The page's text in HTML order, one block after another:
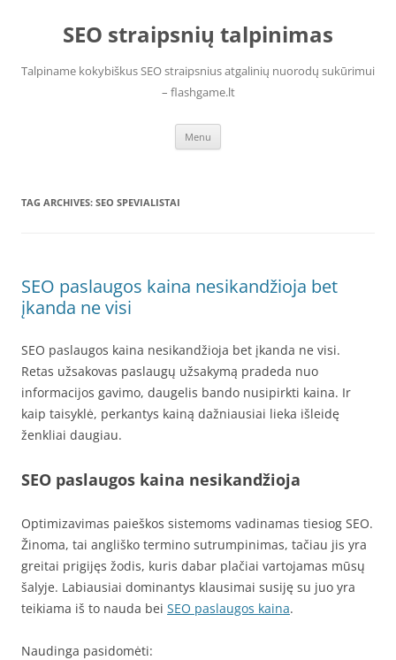
contentSEO straipsnių talpinimas
Talpiname kokybiškus SEO straipsnius atgalinių nuorodų sukūrimui
– flashgame.lt
Menu
TAG ARCHIVES: SEO SPEVIALISTAI
SEO paslaugos kaina nesikandžioja bet
įkanda ne visi
SEO paslaugos kaina nesikandžioja bet įkanda ne visi.
Retas užsakovas paslaugų užsakymą pradeda nuo
informacijos gavimo, daugelis bando nusipirkti kaina. Ir
kaip taisyklė, perkantys kainą dažniausiai lieka išleidę
ženkliai daugiau.
SEO paslaugos kaina nesikandžioja
Optimizavimas paieškos sistemoms vadinamas tiesiog SEO.
Žinoma, tai angliško termino sutrumpinimas, tačiau jis yra
greitai prigijęs žodis, kuris dabar plačiai vartojamas mūsų
šalyje. Labiausiai dominantys klausimai susiję su juo yra
teikiama iš to nauda bei SEO paslaugos kaina.
Naudinga pasidomėti: